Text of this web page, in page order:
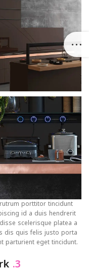
porttitor tincidunt
id a duis hendrerit
scelerisque platea a
dis quis felis justo porta
parturient eget tincidunt.
3.